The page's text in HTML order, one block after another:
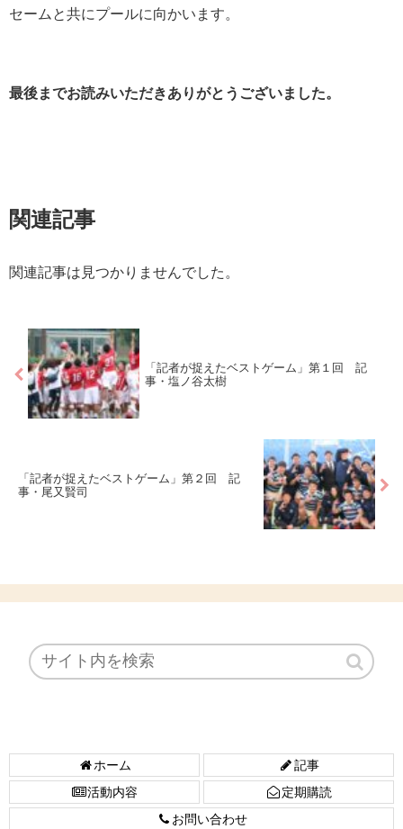
セームと共にプールに向かいます。
最後までお読みいただきありがとうございました。
関連記事
関連記事は見つかりませんでした。
「記者が捉えたベストゲーム」第１回 記
事・塩ノ谷太樹
「記者が捉えたベストゲーム」第２回 記
事・尾又賢司
ホーム
記事
活動内容
定期購読
お問い合わせ